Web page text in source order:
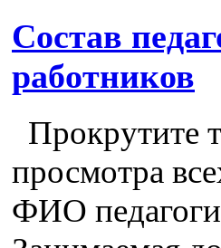
Состав
работников
Прокрутите
просмотра
ФИО